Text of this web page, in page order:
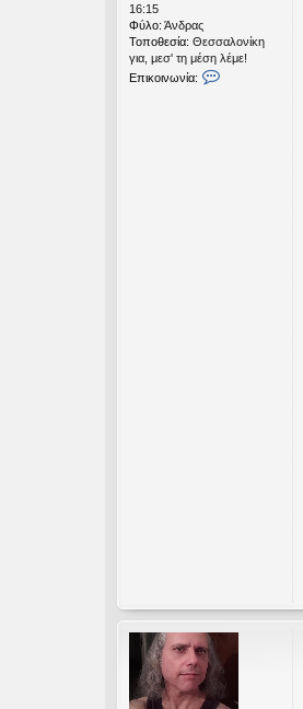
i
s
16:15
Φύλο: Άνδρας
Τοποθεσία: Θεσσαλονίκη
για, μεσ' τη μέση λέμε!
Επικοινωνία: